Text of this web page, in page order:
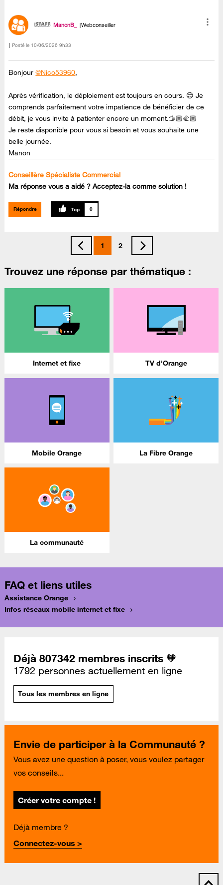
ManonB_ Webconseiller
Posté le ‎10/06/2026 9h33
Bonjour@Nico53960,
Après vérification, le déploiement est toujours en cours. 😊 Je
comprends parfaitement votre impatience de bénéficier de ce
débit, je vous invite à patienter encore un moment.🫱🏼‍🫲🏼
Je reste disponible pour vous si besoin et vous souhaite une
belle journée.
Manon
Conseillère Spécialiste Commercial
Ma réponse vous a aidé ? Acceptez-la comme solution !
Répondre 0
1 2
Trouvez une réponse par thématique :
Internet et fixe TV d'Orange
Mobile Orange La Fibre Orange
La communauté
FAQ et liens utiles
Assistance Orange
Infos réseaux mobile internet et fixe
Déjà 807342 membres inscrits 🧡
1792 personnes actuellement en ligne
Tous les membres en ligne
Envie de participer à la Communauté ?
Vous avez une question à poser, vous voulez partager
vos conseils...
Créer votre compte !
Déjà membre ?
Connectez-vous >